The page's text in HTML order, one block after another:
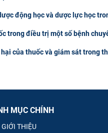
động học và dược lực học
trong điều trị một số bệnh
của thuốc và giám sát trong
MỤC CHÍNH
GIỚI THIỆU